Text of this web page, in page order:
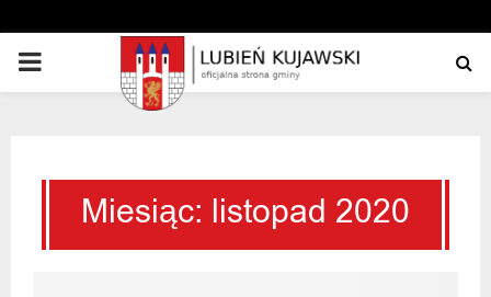
PRIMARY
Miesiąc: listopad 2020